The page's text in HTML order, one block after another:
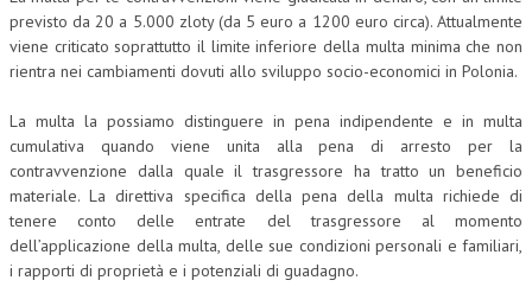
previsto da 20 a 5.000 zloty (da 5 euro a 1200 euro circa). Attualmente
viene criticato soprattutto il limite inferiore della multa minima che non
rientra nei cambiamenti dovuti allo sviluppo socio-economici in Polonia.
La multa la possiamo distinguere in pena indipendente e in multa
cumulativa quando viene unita alla pena di arresto per la
contravvenzione dalla quale il trasgressore ha tratto un beneficio
materiale. La direttiva specifica della pena della multa richiede di
tenere conto delle entrate del trasgressore al momento
dell’applicazione della multa, delle sue condizioni personali e familiari,
i rapporti di proprietà e i potenziali di guadagno.